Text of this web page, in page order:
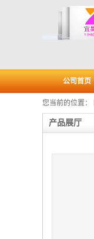
公司首页
您当前的位置：
产品展厅